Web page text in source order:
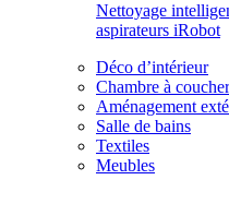
Nettoyage
aspirateurs iRobot
Déco d’intérieur
Chambre à coucher
Aménagement
Salle de bains
Textiles
Meubles